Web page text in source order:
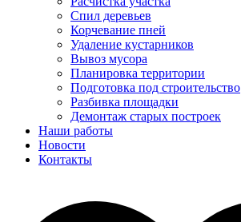
Спил деревьев
Корчевание пней
Удаление кустарников
Вывоз мусора
Планировка территории
Подготовка под строительство
Разбивка площадки
Демонтаж старых построек
Наши работы
Новости
Контакты